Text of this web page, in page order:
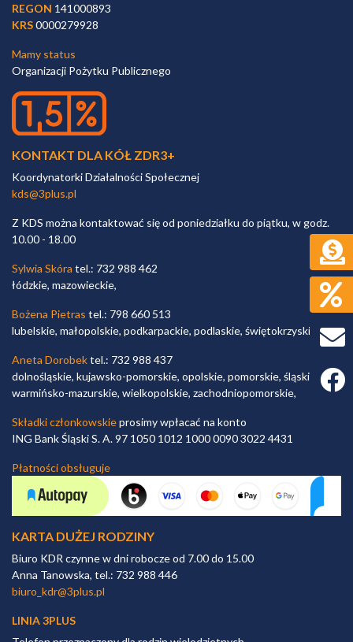
REGON 141000893
KRS0000279928
Mamy status
Organizacji Pożytku Publicznego
KONTAKT DLA KÓŁ ZDR3+
Koordynatorki Działalności Społecznej
kds@3plus.pl
Z KDS można kontaktować się od poniedziałku do piątku, w godz.
10.00 - 18.00
Sylwia Skóra tel.: 732 988 462
łódzkie, mazowieckie,
Bożena Pietras tel.: 798 660 513
lubelskie, małopolskie, podkarpackie, podlaskie, świętokrzyskie,
Aneta Dorobektel.: 732 988 437
dolnośląskie, kujawsko-pomorskie, opolskie, pomorskie, śląskie,
warmińsko-mazurskie, wielkopolskie, zachodniopomorskie,
Składki członkowskieprosimy wpłacać na konto
ING Bank Śląski S. A. 97 1050 1012 1000 0090 3022 4431
Płatności obsługuje
KARTA DUŻEJ RODZINY
Biuro KDR czynne w dni robocze od 7.00 do 15.00
Anna Tanowska, tel.: 732 988 446
biuro_kdr@3plus.pl
LINIA 3PLUS